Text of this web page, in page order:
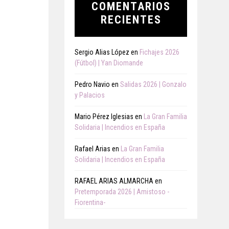
COMENTARIOS
RECIENTES
Sergio Alias López en Fichajes 2026
(Fútbol) | Yan Diomande
Pedro Navio en Salidas 2026 | Gonzalo
y Palacios
Mario Pérez Iglesias en
La Gran Familia
Solidaria | Incendios en España
Rafael Arias en
La Gran Familia
Solidaria | Incendios en España
RAFAEL ARIAS ALMARCHA en
Pretemporada 2026 | Amistoso -
Fiorentina-